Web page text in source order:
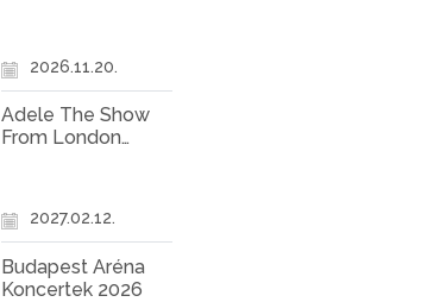
2026.11.20.
Adele The Show
From London
2027.02.12.
Budapest Aréna
Koncertek 2026